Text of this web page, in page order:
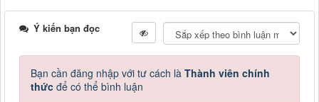
Ý kiến bạn đọc
Bạn cần đăng nhập với tư cách là Thành viên chính
thức để có thể bình luận